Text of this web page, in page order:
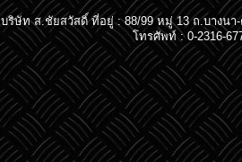
บริษัท ส.ชัยสวัสดิ์ ที่อยู่ : 88/99 หมู่ 13 ถ.บางนา
โทรศัพท์ : 0-2316-